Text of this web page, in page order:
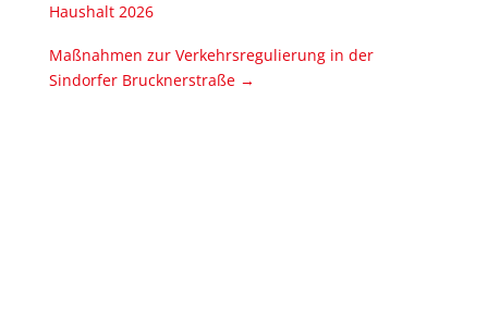
Haushalt 2026
Maßnahmen zur Verkehrsregulierung in der
Sindorfer Brucknerstraße→